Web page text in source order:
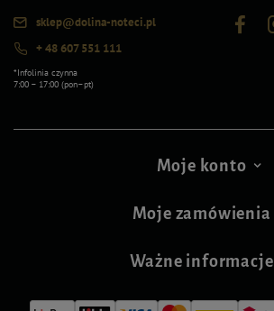
sklep@dolina-noteci.pl
+ 48 607 551 111
*Infolinia czynna
7:00 – 17:00 (pon–pt)
Moje konto
Moje zamówienia
Ważne informacje